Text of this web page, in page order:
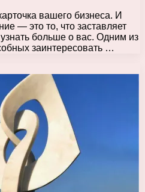
вашего бизнеса. И
— это то, что заставляет
больше о вас. Одним из
заинтересовать …